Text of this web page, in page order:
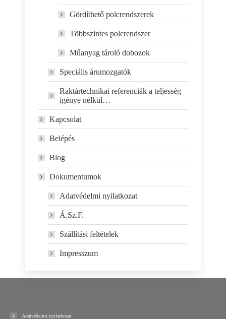
Gördíthető polcrendszerek
Többszintes polcrendszer
Műanyag tároló dobozok
Speciális árumozgatók
Raktártechnikai referenciák a teljesség
igénye nélkül…
Kapcsolat
Belépés
Blog
Dokumentumok
Adatvédelmi nyilatkozat
Á.Sz.F.
Szállítási feltételek
Impresszum
Adatvédelmi nyilatkozat